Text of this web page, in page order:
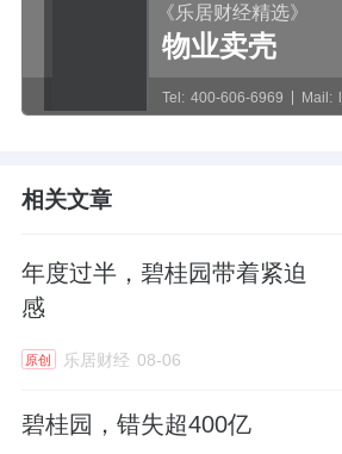
《乐居财经精选》
物业卖壳
Tel: 400-606-6969 Mail:
相关文章
年度过半，碧桂园带着紧迫
感
原创 乐居财经 08-06
碧桂园，错失超400亿